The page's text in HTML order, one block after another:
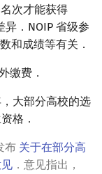
次才能获得
异．NOIP 省级参
和成绩等有关．
缴费．
大部分高校的选
格．
布 关于在部分高
．意见指出，